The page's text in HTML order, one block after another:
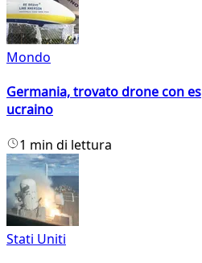
Mondo
Germania, trovato drone con
ucraino
1 min di lettura
Stati Uniti